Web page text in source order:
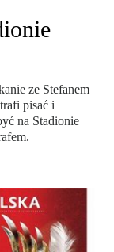
ze Stefanem
pisać i
na Stadionie